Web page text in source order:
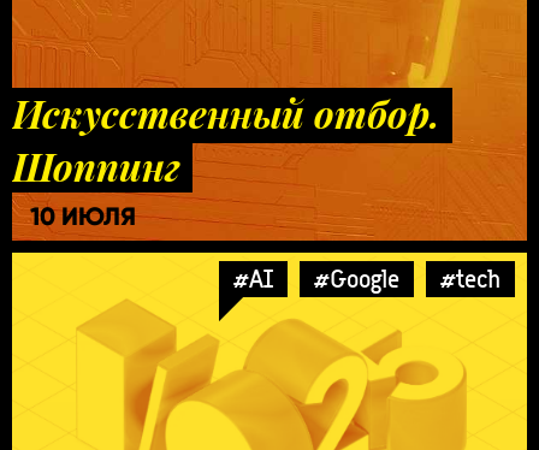
Искусственный отбор.
Шоппинг
10 ИЮЛЯ
#AI #Google #tech